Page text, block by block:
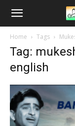
Home Tags
Tag:
english